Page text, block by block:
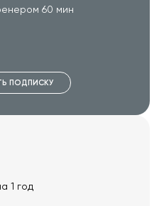
60 мин
ПОДПИСКУ
1 год